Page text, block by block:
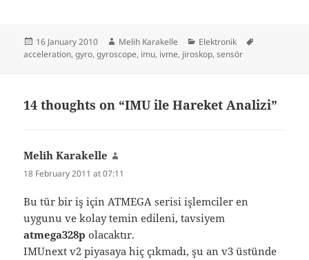
Posted
on
16 January 2010 Author
Melih Karakelle Categories
Elektronik
acceleration,gyro,gyroscope, imu, ivme, jiroskop,sensör
14 thoughts on “IMU ile Hareket Analizi”
Melih Karakelle
18 February 2011 at 07:11
Bu tür bir iş için ATMEGA serisi işlemciler en
uygunu ve kolay temin edileni, tavsiyem
atmega328p olacaktır.
IMUnext v2 piyasaya hiç çıkmadı, şu an v3 üstünde